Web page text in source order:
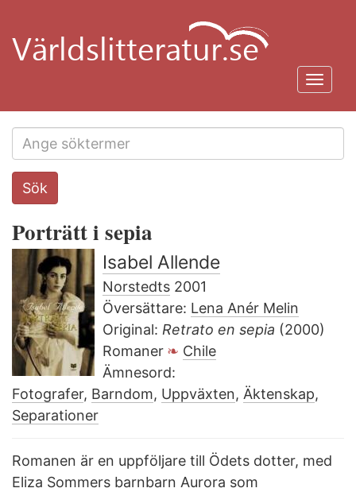
huvudinnehåll
Search
this
Sök
Porträtt i sepia
Isabel Allende
Norstedts 2001
Översättare: Lena Anér Melin
Original: Retrato en sepia (2000)
Romaner
Chile
Ämnesord:
Fotografer, Barndom, Uppväxten, Äktenskap,
Separationer
Romanen är en uppföljare till Ödets dotter, med
Eliza Sommers barnbarn Aurora som